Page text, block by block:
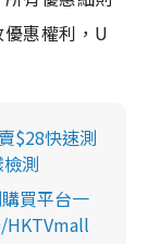
惠權利，U
$28快速測
測
買平台一
HKTVmall